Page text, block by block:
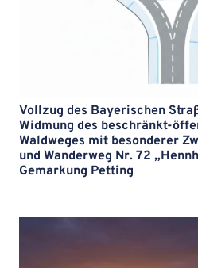
Vollzug des Bayerischen
Widmung des beschränkt-
Waldweges mit besonderer
und Wanderweg Nr. 72
Gemarkung Petting